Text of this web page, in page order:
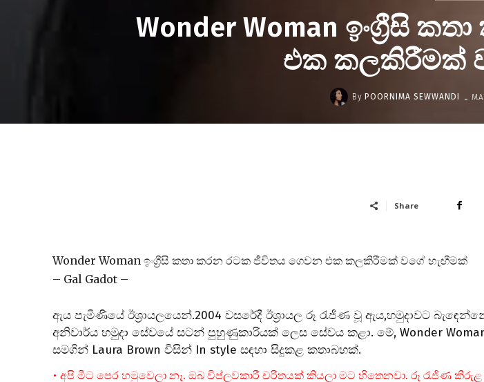
Wonder Woman ඉංග්‍රීසි
එක කලකිරීමක්
By POORNIMA SEWWANDI -
Share
Wonder Woman ඉංග්‍රීසි කතා කරන රටක ජීවිතය ගෙවන එක කලකිරීමක් වගේ හැඟීමක්
– Gal Gadot –
ඇය පැමිණියේ ඊශ්‍රායලයෙන්.2004 වසරේදී ඊශ්‍රායල රූ රැජිණ වූ ඇය,හමුදාවට
අනිවාර්ය හමුදා සේවයේ සටන් පුහුණුකාරියක් ලෙස සේවය කළා. මේ, Wonder
සමගින් Laura Brown විසින් In style සඳහා සිදුකළ කතාබහක්.
• අපි මීට පෙර හමුවෙලා නෑ. ඔබ විප්ලවකාරී චරිතයක් කියලා මට හිතෙනවා. රූ රැජිණ